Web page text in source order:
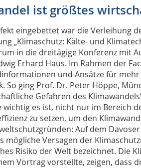
ist größtes
eingebettet war die Verleihung
„Klimaschutz: Kälte- und
in die dreitägige Konferenz mit
Erhard Haus. Im Rahmen der
und Ansätze für mehr
So ging Prof. Dr. Peter Höppe,
Gefahren des
wichtig es ist, nicht nur im Bereich
zu setzen, um den
Auf dem
mögliche Versagen der
Risiko der Welt bezeichnet. Die
Vortrag vorstellte, zeigen, dass